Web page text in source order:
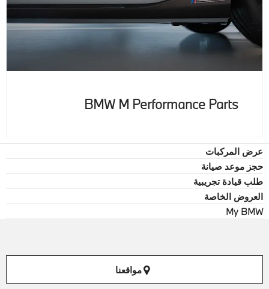
BMW M Performance Parts
عرض المركبات
حجز موعد صيانة
طلب قيادة تجريبية
العروض الخاصة
My BMW
مواقعنا